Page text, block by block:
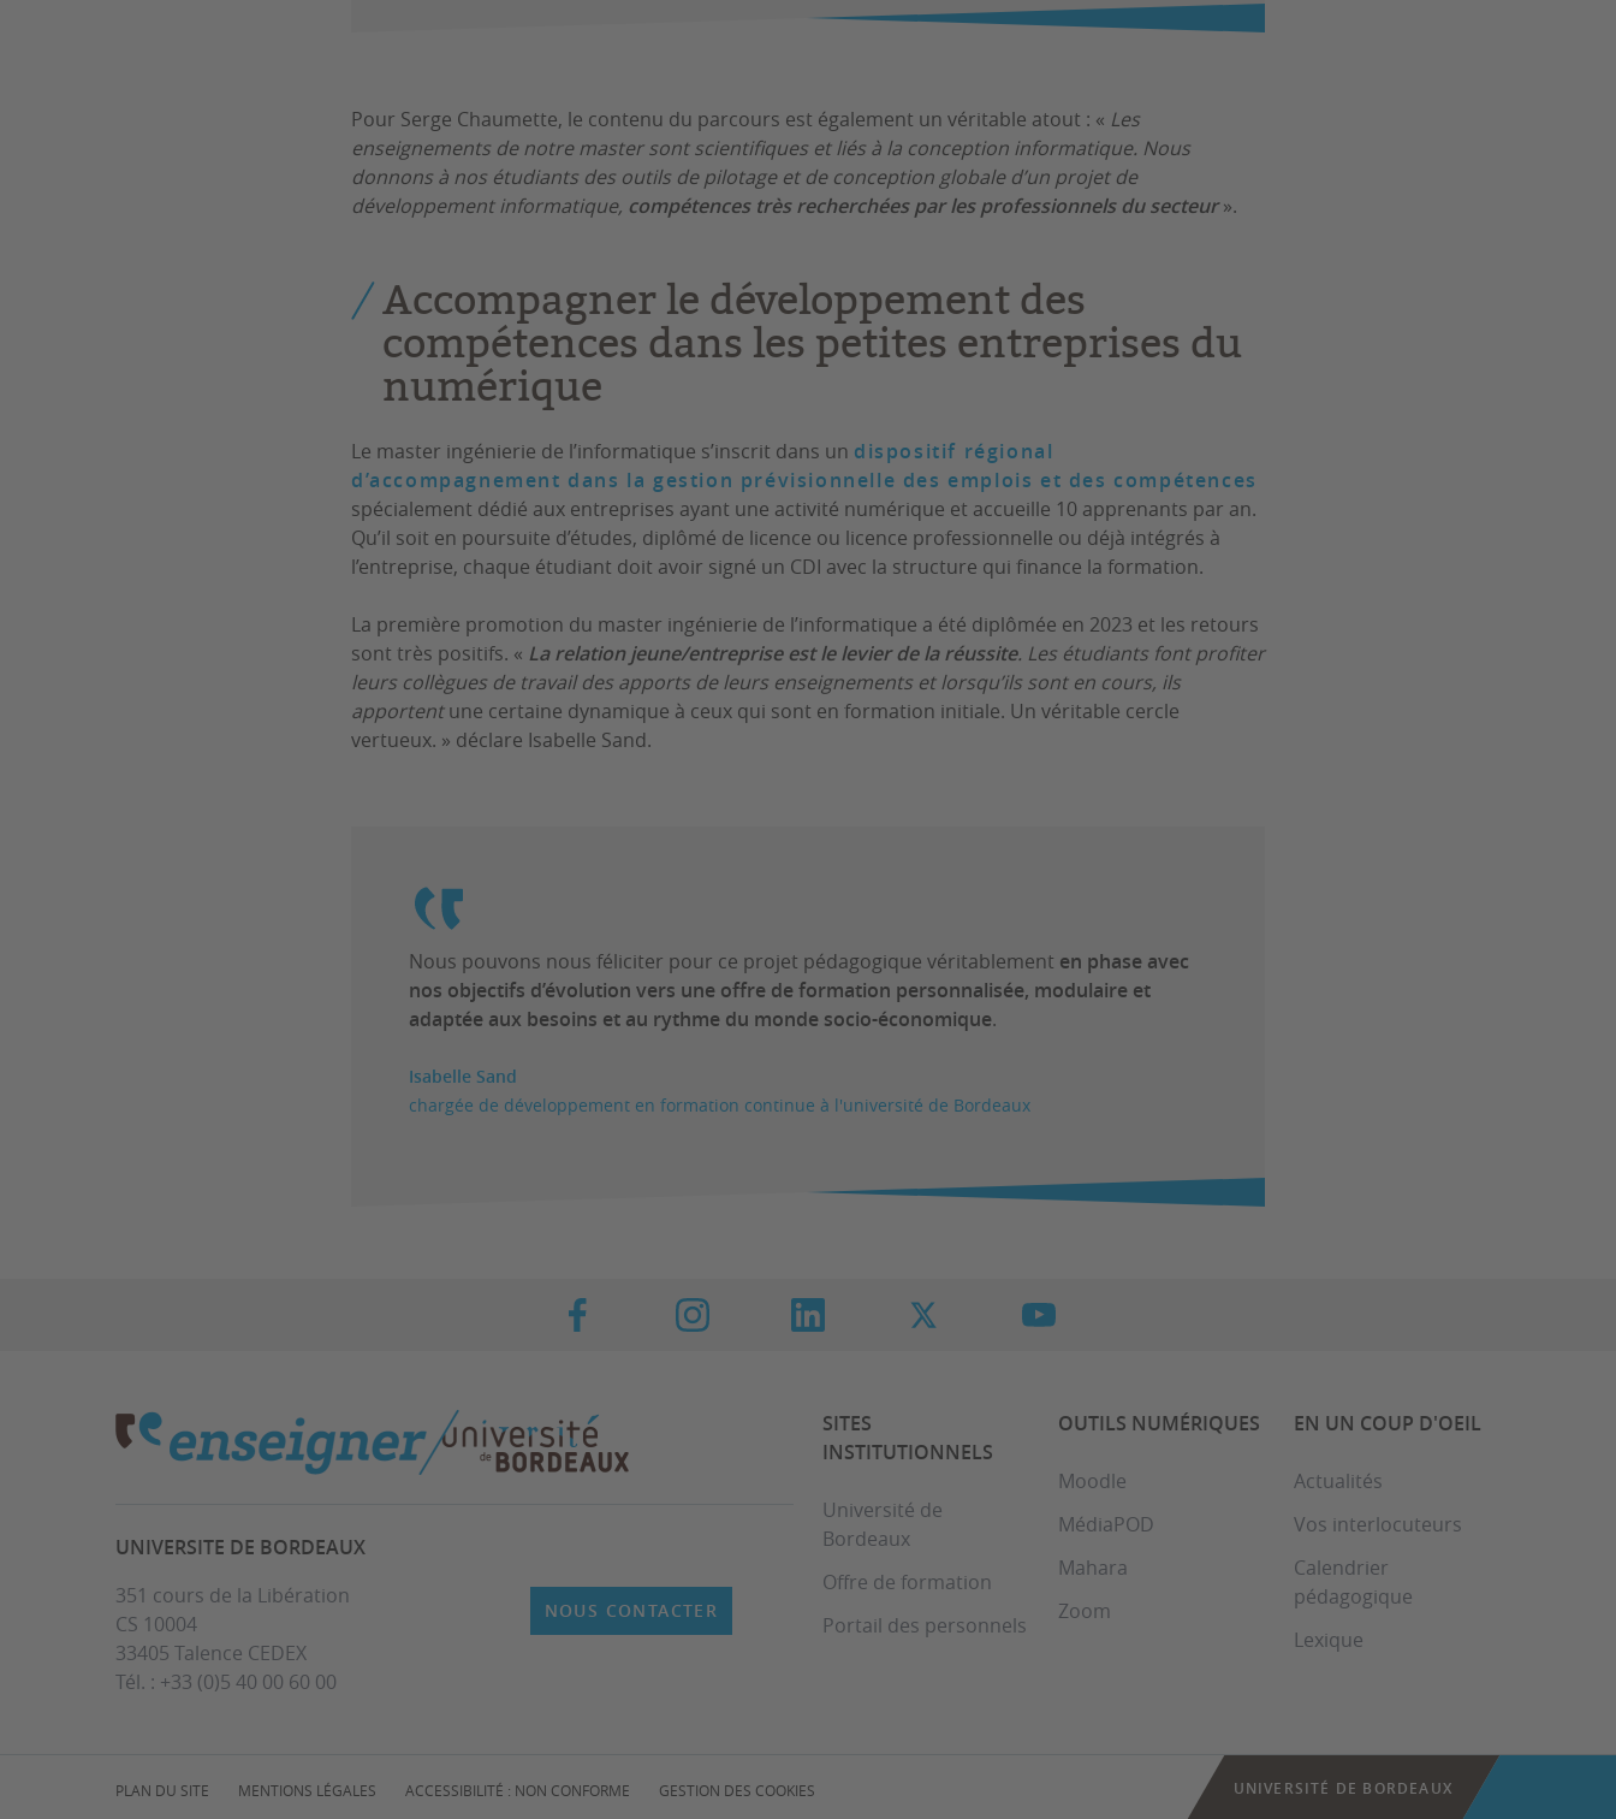
Pour Serge Chaumette, le contenu du parcours est également un véritable atout : « Les
enseignements de notre master sont scientifiques et liés à la conception informatique. Nous
donnons à nos étudiants des outils de pilotage et de conception globale d’un projet de
développement informatique, compétences très recherchées par les professionnels du secteur».
Accompagner le développement des
compétences dans les petites entreprises du
numérique
Le master ingénierie de l’informatique s’inscrit dans un dispositif régional
d’accompagnement dans la gestion prévisionnelle des emplois et des compétences
spécialement dédié aux entreprises ayant une activité numérique et accueille 10 apprenants par an.
Qu’il soit en poursuite d’études, diplômé de licence ou licence professionnelle ou déjà intégrés à
l’entreprise, chaque étudiant doit avoir signé un CDI avec la structure qui finance la formation.
La première promotion du master ingénierie de l’informatique a été diplômée en 2023 et les retours
sont très positifs. « La relation jeune/entreprise est le levier de la réussite. Les étudiants font profiter
leurs collègues de travail des apports de leurs enseignements et lorsqu’ils sont en cours, ils
apportentune certaine dynamique à ceux qui sont en formation initiale. Un véritable cercle
vertueux. » déclare Isabelle Sand.
Nous pouvons nous féliciter pour ce projet pédagogique véritablement en phase avec
nos objectifs d’évolution vers une offre de formation personnalisée, modulaire et
adaptée aux besoins et au rythme du monde socio-économique.
Isabelle Sand
chargée de développement en formation continue à l'université de Bordeaux
UNIVERSITE DE BORDEAUX
351 cours de la Libération
CS 10004
33405 Talence CEDEX
Tél. : +33 (0)5 40 00 60 00
NOUS CONTACTER
SITES
INSTITUTIONNELS
Université de
Bordeaux
Offre de formation
Portail des personnels
OUTILS NUMÉRIQUES
Moodle
MédiaPOD
Mahara
Zoom
EN UN COUP D'OEIL
Actualités
Vos interlocuteurs
Calendrier
pédagogique
Lexique
PLAN DU SITE MENTIONS LÉGALES ACCESSIBILITÉ : NON CONFORME GESTION DES COOKIES UNIVERSITÉ DE BORDEAUX